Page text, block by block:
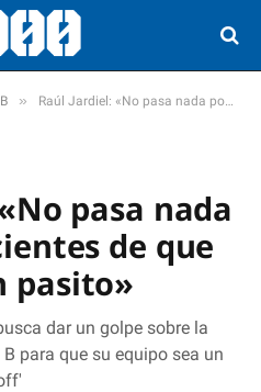
» Raúl Jardiel: «No pasa nada por ser conscientes de que estamos a un pasito»
pasa nada
de que
pasito»
dar un golpe sobre la
para que su equipo sea un